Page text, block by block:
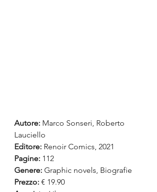
Autore: Marco Sonseri, Roberto
Lauciello
Editore: Renoir Comics, 2021
Pagine: 112
Genere: Graphic novels, Biografie
Prezzo: € 19.90